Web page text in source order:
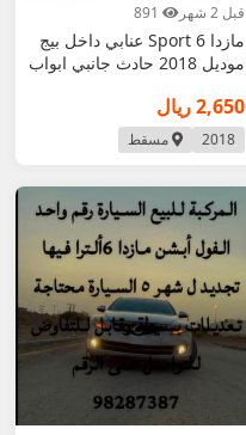
قبل 2 شهر
مازدا 6 Sport عنابي داخل بيج
موديل 2018 حادث جانبي ابواب
2,650 ريال
2018 مسقط